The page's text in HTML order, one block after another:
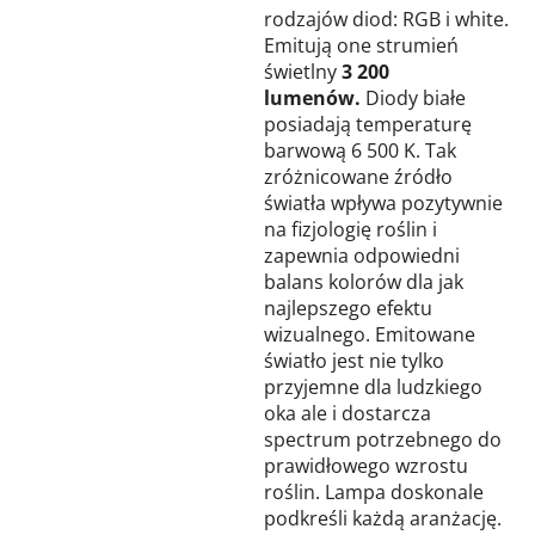
rodzajów diod: RGB i white.
Emitują one strumień
świetlny3 200
lumenów. Diody białe
posiadają temperaturę
barwową 6 500 K. Tak
zróżnicowane źródło
światła wpływa pozytywnie
na fizjologię roślin i
zapewnia odpowiedni
balans kolorów dla jak
najlepszego efektu
wizualnego. Emitowane
światło jest nie tylko
przyjemne dla ludzkiego
oka ale i dostarcza
spectrum potrzebnego do
prawidłowego wzrostu
roślin. Lampa doskonale
podkreśli każdą aranżację.